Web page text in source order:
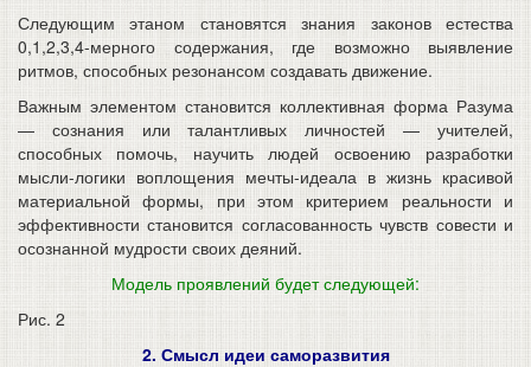
Следующим этаном становятся знания законов естества
0,1,2,3,4-мерного содержания, где возможно выявление
ритмов, способных резонансом создавать движение.
Важным элементом становится коллективная форма Разума
— сознания или талантливых личностей — учителей,
способных помочь, научить людей освоению разработки
мысли-логики воплощения мечты-идеала в жизнь красивой
материальной формы, при этом критерием реальности и
эффективности становится согласованность чувств совести и
осознанной мудрости своих деяний.
Модель проявлений будет следующей:
Рис. 2
2. Смысл идеи саморазвития